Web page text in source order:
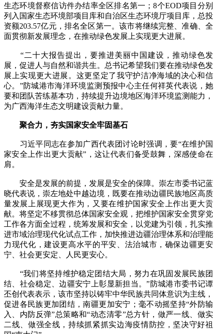
生态环境督察信访件办结率全区排名第一；8个EOD项目分别
列入国家生态环境部项目库和自治区生态环境厅项目库，总投
资额203.57亿元，排名全区第一。该市将继续完整、准确、全
面贯彻新发展理念，在推动绿色发展上实现更大进展。
“二十大报告提出，要推进美丽中国建设，推动绿色发
展，促进人与自然和谐共生。总书记希望我们要在推动绿色发
展上实现更大进展。这更坚定了我守护洁净海域的决心和信
心。”防城港市海洋环境监测预报中心主任何祥英代表说，她
要和团队苦练基本功，持续提升边境地区海洋环境监测能力，
为广西海洋生态文明建设贡献力量。
聚合力，夯实国家安全牢固基石
习近平同志在参加广西代表团讨论时强调，要“在维护国
家安全上作出更大贡献”，这让代表们备受鼓舞，深感使命在
肩。
安全是发展的前提，发展是安全的保障。崇左市委书记蓝
晓代表说，崇左地处中越边境，既要在推动边疆民族地区高质
量发展上展现更大作为，又要在维护国家安全上作出更大贡
献。将坚定不移贯彻总体国家安全观，把维护国家安全贯穿党
工作各方面全过程，统筹发展和安全，以党建为引领，扎实推
进市域治理现代化试点工作，加快推进边疆治理体系和治理能
力现代化，建设更高水平的平安、法治城市，确保边疆更安
宁、社会更安定、人民更安心。
“我们将坚持维护稳定团结大局，努力在巩固发展民族团
结、社会稳定、边疆安宁上彰显新担当。”防城港市委书记谭
丕创代表表示，该市坚持以铸牢中华民族共同体意识为主线，
促进各民族更加团结，南疆更加安宁；毫不动摇坚持“外防输
入、内防反弹”总策略和“动态清零”总方针，做严一线、做实
二线、做强全线，持续抓紧抓实边海疫情防控，坚决守好祖